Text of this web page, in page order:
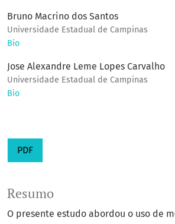
Bruno Macrino dos Santos
Universidade Estadual de Campinas
Bio
Jose Alexandre Leme Lopes Carvalho
Universidade Estadual de Campinas
Bio
PDF
Resumo
O presente estudo abordou o uso de